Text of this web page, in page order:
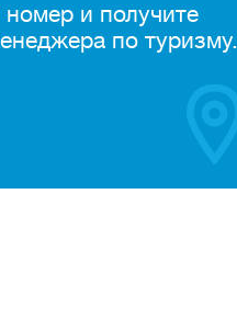
и получите
по туризму.